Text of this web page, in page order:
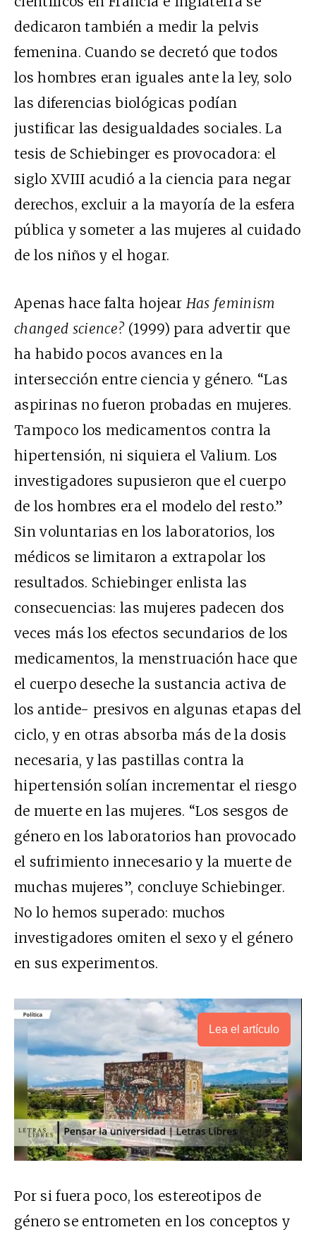
dedicaron también a medir la pelvis
femenina. Cuando se decretó que todos
los hombres eran iguales ante la ley, solo
las diferencias biológicas podían
justificar las desigualdades sociales. La
tesis de Schiebinger es provocadora: el
sigloXVIII acudió a la ciencia para negar
derechos, excluir a la mayoría de la esfera
pública y someter a las mujeres al cuidado
de los niños y el hogar.
Apenas hace falta hojear Has feminism
changed science?(1999) para advertir que
ha habido pocos avances en la
intersección entre ciencia y género. “Las
aspirinas no fueron probadas en mujeres.
Tampoco los medicamentos contra la
hipertensión, ni siquiera el Valium. Los
investigadores supusieron que el cuerpo
de los hombres era el modelo del resto.”
Sin voluntarias en los laboratorios, los
médicos se limitaron a extrapolar los
resultados. Schiebinger enlista las
consecuencias: las mujeres padecen dos
veces más los efectos secundarios de los
medicamentos, la menstruación hace que
el cuerpo deseche la sustancia activa de
los antide- presivos en algunas etapas del
ciclo, y en otras absorba más de la dosis
necesaria, y las pastillas contra la
hipertensión solían incrementar el riesgo
de muerte en las mujeres. “Los sesgos de
género en los laboratorios han provocado
el sufrimiento innecesario y la muerte de
muchas mujeres”, concluye Schiebinger.
No lo hemos superado: muchos
investigadores omiten el sexo y el género
en sus experimentos.
Lea el artículo
Por si fuera poco, los estereotipos de
género se entrometen en los conceptos y